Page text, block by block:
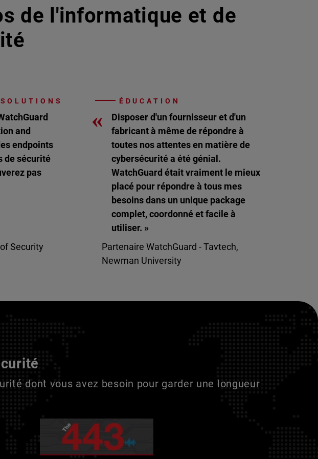
de l'informatique et de
and
endpoints
de sécurité
pas
Security
ÉDUCATION
«
Disposer d'un fournisseur et d'un
fabricant à même de répondre à
toutes nos attentes en matière de
cybersécurité a été génial.
WatchGuard était vraiment le mieux
placé pour répondre à tous mes
besoins dans un unique package
complet, coordonné et facile à
utiliser. »
Partenaire WatchGuard - Tavtech,
Newman University
dont vous avez besoin pour garder une longueur